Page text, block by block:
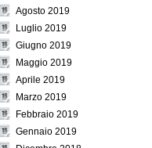
Agosto 2019
Luglio 2019
Giugno 2019
Maggio 2019
Aprile 2019
Marzo 2019
Febbraio 2019
Gennaio 2019